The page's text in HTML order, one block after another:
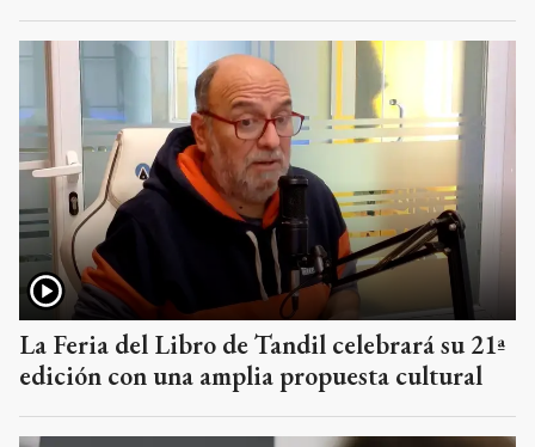
La Feria del Libro de Tandil celebrará su 21ª
edición con una amplia propuesta cultural